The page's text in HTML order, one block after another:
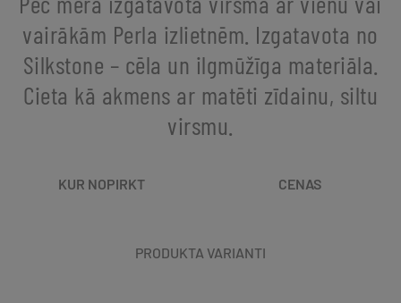
vairākām Perla izlietnēm. Izgatavota no
Silkstone – cēla un ilgmūžīga materiāla.
Cieta kā akmens ar matēti zīdainu, siltu
virsmu.
KUR NOPIRKT CENAS
PRODUKTA VARIANTI